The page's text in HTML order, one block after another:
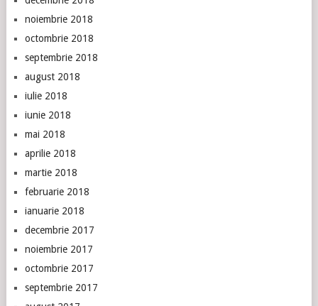
noiembrie 2018
octombrie 2018
septembrie 2018
august 2018
iulie 2018
iunie 2018
mai 2018
aprilie 2018
martie 2018
februarie 2018
ianuarie 2018
decembrie 2017
noiembrie 2017
octombrie 2017
septembrie 2017